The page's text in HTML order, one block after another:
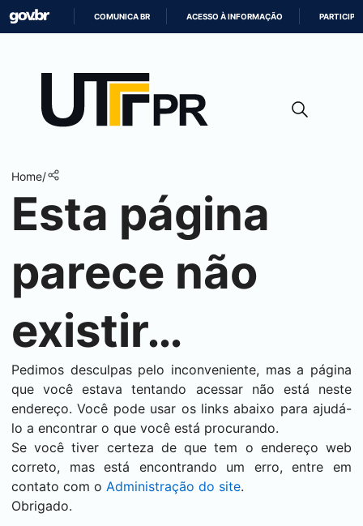
CONTEÚDO
COMUNICA BR ACESSO À INFORMAÇÃO PARTICIPE
Home/
Esta página
parece não
existir…
Pedimos desculpas pelo inconveniente, mas a página
que você estava tentando acessar não está neste
endereço. Você pode usar os links abaixo para ajudá-
lo a encontrar o que você está procurando.
Se você tiver certeza de que tem o endereço web
correto, mas está encontrando um erro, entre em
contato com o Administração do site.
Obrigado.